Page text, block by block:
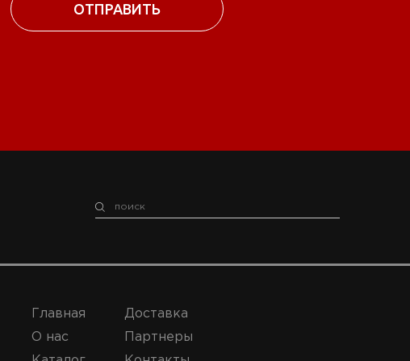
Главная
О нас
Доставка
Партнеры